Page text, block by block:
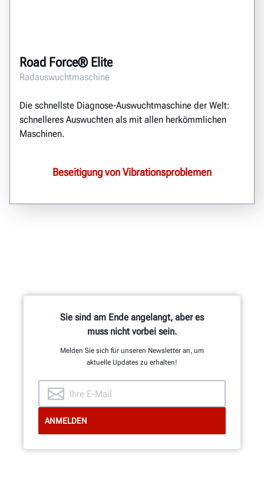
Road Force® Elite
Radauswuchtmaschine
Die schnellste Diagnose-Auswuchtmaschine der Welt:
schnelleres Auswuchten als mit allen herkömmlichen
Maschinen.
Beseitigung von Vibrationsproblemen
Sie sind am Ende angelangt, aber es
muss nicht vorbei sein.
Melden Sie sich für unseren Newsletter an, um
aktuelle Updates zu erhalten!